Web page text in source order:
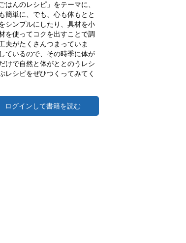
んのレシピ」をテーマに、
簡単に、でも、心も体もとと
シンプルにしたり、具材を小
を使ってコクを出すことで調
夫がたくさんつまっていま
ているので、その時季に体が
けで自然と体がととのうレシ
レシピをぜひつくってみてく
ログインして書籍を読む